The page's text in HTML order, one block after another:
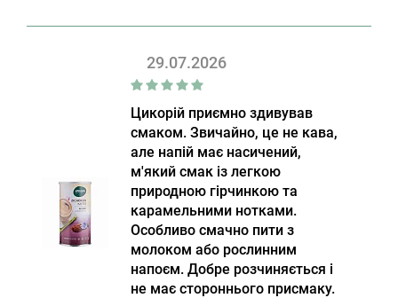
29.07.2026
Цикорій приємно здивував
смаком. Звичайно, це не кава,
але напій має насичений,
м'який смак із легкою
природною гірчинкою та
карамельними нотками.
Особливо смачно пити з
молоком або рослинним
напоєм. Добре розчиняється і
не має стороннього присмаку.